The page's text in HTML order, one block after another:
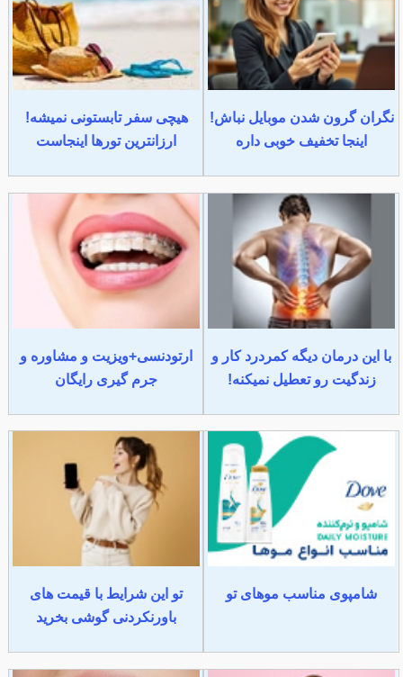
نگران گرون شدن موبایل نباش!
اینجا تخفیف خوبی داره
هیچی سفر تابستونی نمیشه!
ارزانترین تورها اینجاست
با این درمان دیگه کمردرد کار و
زندگیت رو تعطیل نمیکنه!
ارتودنسی+ویزیت و مشاوره و
جرم گیری رایگان
شامپوی مناسب موهای تو
تو این شرایط با قیمت های
باورنکردنی گوشی بخرید